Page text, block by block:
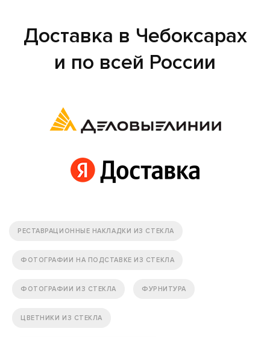
Доставка в Чебоксарах
и по всей России
РЕСТАВРАЦИОННЫЕ НАКЛАДКИ ИЗ СТЕКЛА
ФОТОГРАФИИ НА ПОДСТАВКЕ ИЗ СТЕКЛА
ФОТОГРАФИИ ИЗ СТЕКЛА ФУРНИТУРА
ЦВЕТНИКИ ИЗ СТЕКЛА